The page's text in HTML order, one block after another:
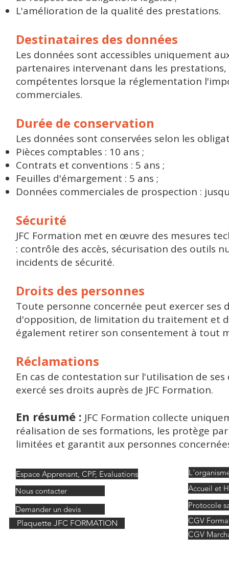
L'amélioration de la qualité des prestations.
Destinataires des données
Les données sont accessibles uniquement
partenaires intervenant dans les
compétentes lorsque la réglementation
commerciales.
Durée de conservation
Les données sont conservées selon les
Pièces comptables : 10 ans ;
Contrats et conventions : 5 ans ;
Feuilles d'émargement : 5 ans ;
Données commerciales de prospection :
Sécurité
JFC Formation met en œuvre des mesures
: contrôle des accès, sécurisation des outils
incidents de sécurité.
Droits des personnes
Toute personne concernée peut exercer
d'opposition, de limitation du traitement et
également retirer son consentement à tout
Réclamations
En cas de contestation sur l'utilisation de
exercé ses droits auprès de JFC Formation.
En résumé : JFC Formation collecte
réalisation de ses formations, les protège
limitées et garantit aux personnes
Espace Apprenant, CPF, Evaluations
Nous contacter
Demander un devis
Plaquette JFC FORMATION
Accueil et
Protocole
CGV
CGV